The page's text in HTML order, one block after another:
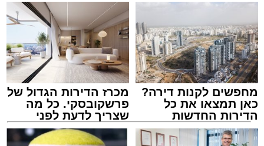
מחפשים לקנות דירה?
כאן תמצאו את כל
הדירות החדשות
למכירה באשדוד >>>
מכרז הדירות הגדול של
פרשקובסקי. כל מה
שצריך לדעת לפני
שמגישים הצעה לדירה
באשדוד